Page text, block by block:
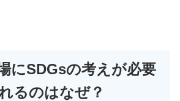
にSDGsの考えが必要
るのはなぜ？